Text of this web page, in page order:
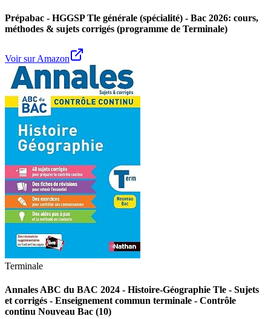
Prépabac - HGGSP Tle générale (spécialité) - Bac 2026: cours,
méthodes & sujets corrigés (programme de Terminale)
Voir sur Amazon
Terminale
Annales ABC du BAC 2024 - Histoire-Géographie Tle - Sujets
et corrigés - Enseignement commun terminale - Contrôle
continu Nouveau Bac (10)